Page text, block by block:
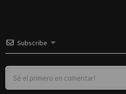
Subscribe